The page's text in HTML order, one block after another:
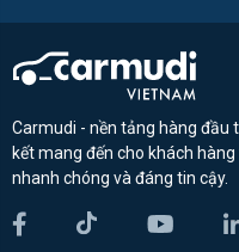
Carmudi - nền tảng hàng đầu
kết mang đến cho khách
nhanh chóng và đáng tin cậy.